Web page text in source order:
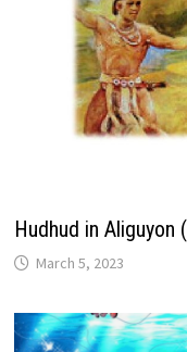
Hudhud in Aliguyon
March 5, 2023